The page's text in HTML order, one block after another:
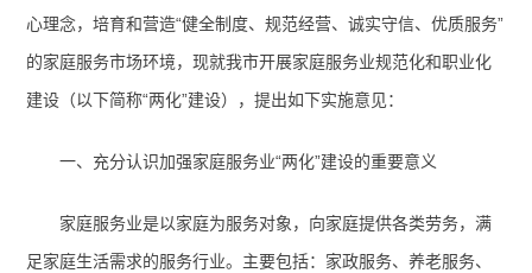
心理念，培育和营造“健全制度、规范经营、诚实守信、优质服务”
的家庭服务市场环境，现就我市开展家庭服务业规范化和职业化
建设（以下简称“两化”建设），提出如下实施意见：
一、充分认识加强家庭服务业“两化”建设的重要意义
家庭服务业是以家庭为服务对象，向家庭提供各类劳务，满
足家庭生活需求的服务行业。主要包括：家政服务、养老服务、